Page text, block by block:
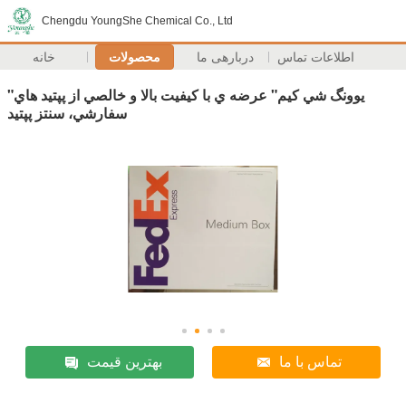
Chengdu YoungShe Chemical Co., Ltd
خانه محصولات دربارهی ما اطلاعات تماس
"يوونگ شي كيم" عرضه ي با کيفيت بالا و خالصي از پپتيد هاي
سفارشي، سنتز پپتيد
بهترین قیمت تماس با ما